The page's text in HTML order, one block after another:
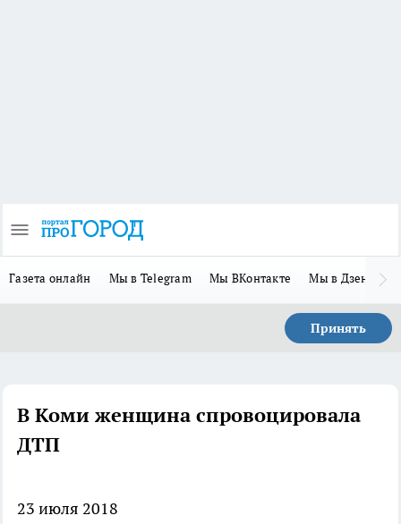
Газета онлайн Мы в Telegram Мы ВКонтакте Мы в Дзене
Принять
В Коми женщина спровоцировала
ДТП
23 июля 2018